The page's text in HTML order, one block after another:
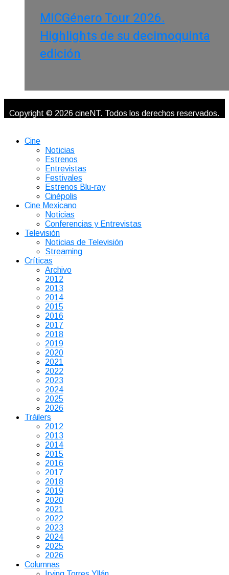
MICGénero Tour 2026.
Highlights de su decimoquinta
edición
Copyright © 2026 cineNT. Todos los derechos reservados.
Cine
Noticias
Estrenos
Entrevistas
Festivales
Estrenos Blu-ray
Cinépolis
Cine Mexicano
Noticias
Conferencias y Entrevistas
Televisión
Noticias de Televisión
Streaming
Críticas
Archivo
2012
2013
2014
2015
2016
2017
2018
2019
2020
2021
2022
2023
2024
2025
2026
Tráilers
2012
2013
2014
2015
2016
2017
2018
2019
2020
2021
2022
2023
2024
2025
2026
Columnas